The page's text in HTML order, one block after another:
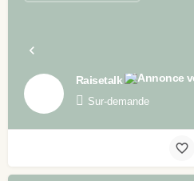
Raisetalk
Sur-demande